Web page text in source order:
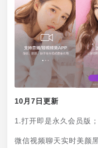
10月7日更新
1.打开即是永久会员版；
微信视频聊天实时美颜